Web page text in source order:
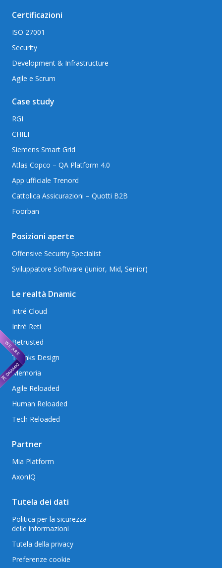
Certificazioni
ISO 27001
Security
Development & Infrastructure
Agile e Scrum
Case study
RGI
CHILI
Siemens Smart Grid
Atlas Copco – QA Platform 4.0
App ufficiale Trenord
Cattolica Assicurazioni – Quotti B2B
Foorban
Posizioni aperte
Offensive Security Specialist
Sviluppatore Software (Junior, Mid, Senior)
Le realtà Dnamic
Intré Cloud
Intré Reti
Betrusted
Thanks Design
Memoria
Agile Reloaded
Human Reloaded
Tech Reloaded
Partner
Mia Platform
AxonIQ
Tutela dei dati
Politica per la sicurezza
delle informazioni
Tutela della privacy
Preferenze cookie